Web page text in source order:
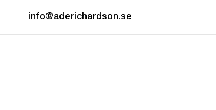
info@aderichardson.se